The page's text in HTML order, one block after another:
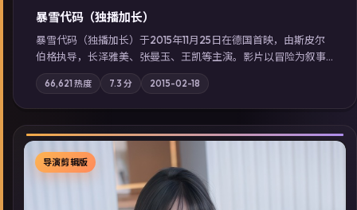
暴雪代码（独播加长）
暴雪代码（独播加长）于2015年11月25日在德国首映，由斯皮尔
伯格执导，长泽雅美、张曼玉、王凯等主演。影片以冒险为叙事
主轴，亲情与职责必须在倒计时结束前做出抉择；摄影与配乐强
化地域气质；站内亦可通过「国产免费观看高清电视剧在线看」
延展检索同类型高分佳作，畅享高清在线追剧体验。
66,621 热度 7.3 分 2015-02-18
导演剪辑版